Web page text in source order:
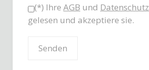
(*) Ihre AGB und Datenschutz
gelesen und akzeptiere sie.